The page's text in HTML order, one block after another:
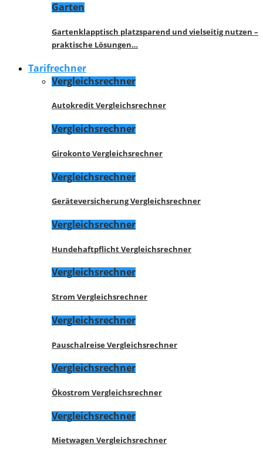
Garten
Gartenklapptisch platzsparend und vielseitig nutzen –
praktische Lösungen…
Tarifrechner
Vergleichsrechner
Autokredit Vergleichsrechner
Vergleichsrechner
Girokonto Vergleichsrechner
Vergleichsrechner
Geräteversicherung Vergleichsrechner
Vergleichsrechner
Hundehaftpflicht Vergleichsrechner
Vergleichsrechner
Strom Vergleichsrechner
Vergleichsrechner
Pauschalreise Vergleichsrechner
Vergleichsrechner
Ökostrom Vergleichsrechner
Vergleichsrechner
Mietwagen Vergleichsrechner